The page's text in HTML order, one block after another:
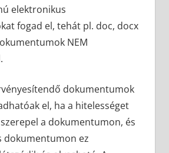
elektronikus
fogad el, tehát pl. doc, docx
NEM
dokumentumok
el, ha a hitelességet
a dokumentumon, és
dokumentumon ez